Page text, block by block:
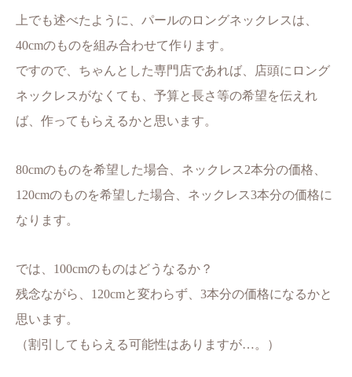
上でも述べたように、パールのロングネックレスは、
40cmのものを組み合わせて作ります。
ですので、ちゃんとした専門店であれば、店頭にロング
ネックレスがなくても、予算と長さ等の希望を伝えれ
ば、作ってもらえるかと思います。
80cmのものを希望した場合、ネックレス2本分の価格、
120cmのものを希望した場合、ネックレス3本分の価格に
なります。
では、100cmのものはどうなるか？
残念ながら、120cmと変わらず、3本分の価格になるかと
思います。
（割引してもらえる可能性はありますが…。）